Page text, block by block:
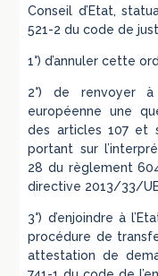
Conseil d’Etat,
521-2 du code de
1°) d’annuler cette
2°) de renvoyer
européenne une
des articles 107 et
portant sur
28 du règlement
directive 2013/33/
3°) d’enjoindre à
procédure de
attestation de